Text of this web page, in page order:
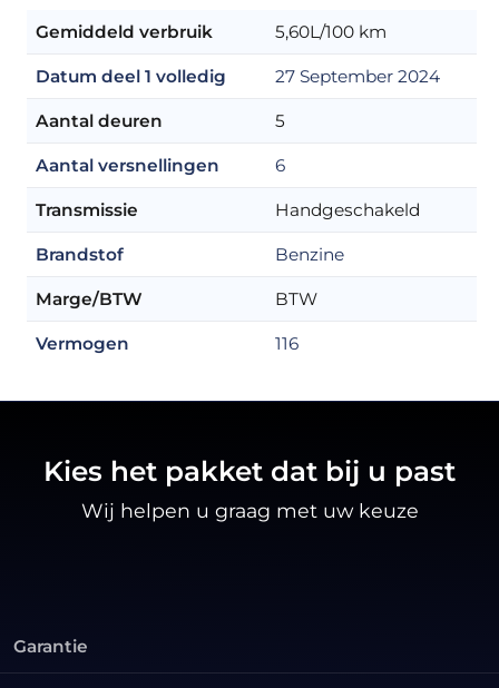
Gemiddeld verbruik 5,60L/100 km
Datum deel 1 volledig 27 September 2024
Aantal deuren 5
Aantal versnellingen 6
Transmissie Handgeschakeld
Brandstof Benzine
Marge/BTW BTW
Vermogen 116
Kies het pakket dat bij u past
Wij helpen u graag met uw keuze
Garantie